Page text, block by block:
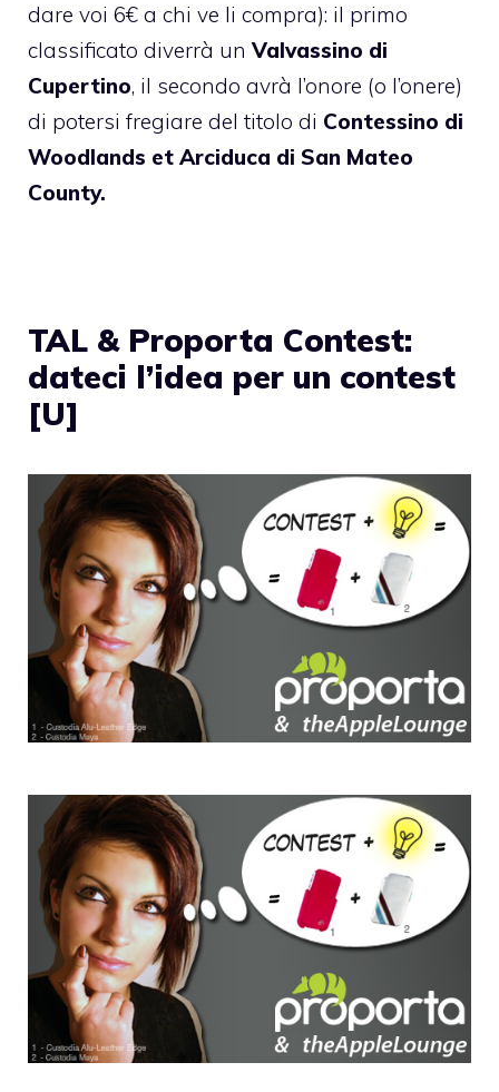
dare voi 6€ a chi ve li compra): il primo
classificato diverrà unValvassino di
Cupertino, il secondo avrà l’onore (o l’onere)
di potersi fregiare del titolo di Contessino di
Woodlands et Arciduca di San Mateo
County.
TAL & Proporta Contest:
dateci l’idea per un contest
[U]